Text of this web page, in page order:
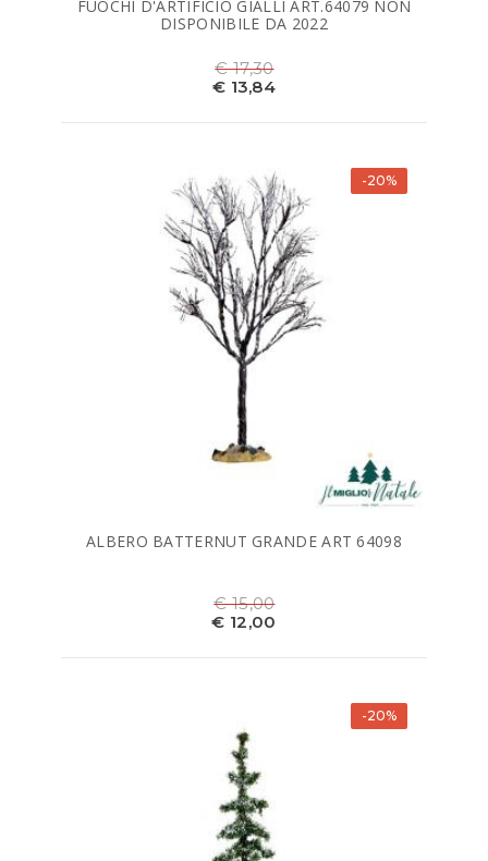
FUOCHI D'ARTIFICIO GIALLI ART.64079 NON
DISPONIBILE DA 2022
€ 17,30
€ 13,84
-20%
ALBERO BATTERNUT GRANDE ART 64098
€ 15,00
€ 12,00
-20%